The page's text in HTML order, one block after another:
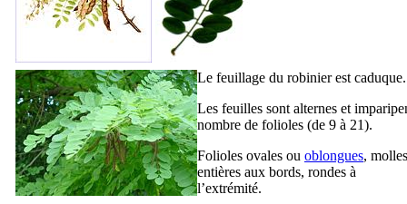
Le feuillage du robinier est caduque.
Les feuilles sont alternes et
nombre de folioles (de 9 à 21).
Folioles ovales ou oblongues,
entières aux bords, rondes à
l’extrémité.